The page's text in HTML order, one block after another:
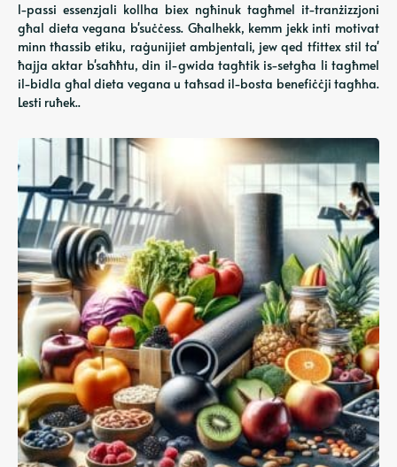
l-passi essenzjali kollha biex ngħinuk tagħmel it-tranżizzjoni
għal dieta vegana b'suċċess. Għalhekk, kemm jekk inti motivat
minn tħassib etiku, raġunijiet ambjentali, jew qed tfittex stil ta'
ħajja aktar b'saħħtu, din il-gwida tagħtik is-setgħa li tagħmel
il-bidla għal dieta vegana u taħsad il-bosta benefiċċji tagħha.
Lesti ruħek..